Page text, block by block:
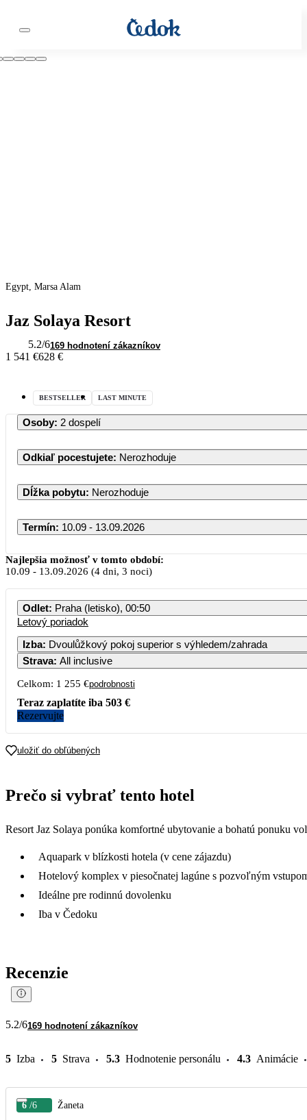
Egypt, Marsa Alam
Jaz Solaya Resort
5.2/6169 hodnotení zákazníkov
1 541 €628 €
BESTSELLER LAST MINUTE
Osoby: 2 dospelí
Odkiaľ pocestujete: Nerozhoduje
Dĺžka pobytu: Nerozhoduje
Termín: 10.09 - 13.09.2026
Najlepšia možnosť v tomto období:
10.09 - 13.09.2026 (4 dni, 3 noci)
Odlet: Praha (letisko), 00:50
Letový poriadok
Izba: Dvoulůžkový pokoj superior s výhledem/zahrada
Strava: All inclusive
Celkom: 1 255 €podrobnosti
Teraz zaplatíte iba 503 €
Rezervujte
uložiť do obľúbených
Prečo si vybrať tento hotel
Resort Jaz Solaya ponúka komfortné ubytovanie a bohatú ponuku
Aquapark v blízkosti hotela (v cene zájazdu)
Hotelový komplex v piesočnatej lagúne s pozvoľným
Ideálne pre rodinnú dovolenku
Iba v Čedoku
Recenzie
5.2/6169 hodnotení zákazníkov
5 Izba 5 Strava 5.3 Hodnotenie personálu 4.3 Animácie
6 /6 Žaneta